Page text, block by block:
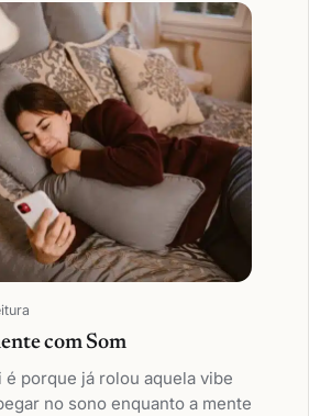
com Som
é porque já rolou aquela vibe
no sono enquanto a mente